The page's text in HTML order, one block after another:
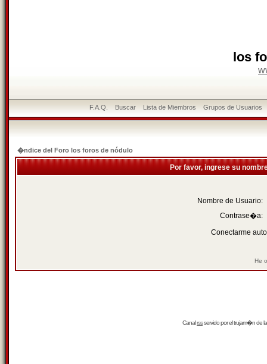
los
F.A.Q. Buscar Lista de Miembros Grupos de Usuarios
�ndice del Foro los foros de nódulo
Por favor, ingrese su
Nombre de Usuario:
Contrase�a:
Conectarme
He
Canalrssservido por eltrujam�nde